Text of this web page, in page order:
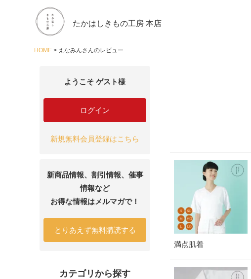
たかはしきもの工房 本店
HOME えなみんさんのレビュー
ようこそ ゲスト様
ログイン
新規無料会員登録はこちら
新商品情報、割引情報、催事
情報など
お得な情報はメルマガで！
とりあえず無料購読する
カテゴリから探す
満点肌着